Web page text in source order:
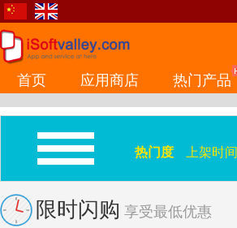
首页 应用商店 热门产品
热门度 上架时间
限时闪购 享受最低优惠